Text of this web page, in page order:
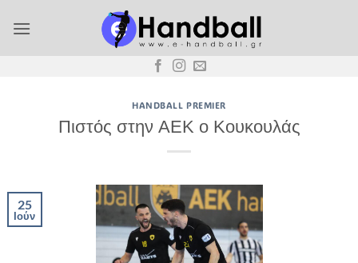
στο
HANDBALL PREMIER
Πιστός στην ΑΕΚ ο Κουκουλάς
25
Ιούν